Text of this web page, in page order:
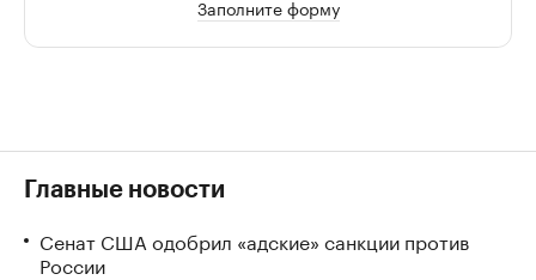
Заполните форму
Главные новости
Сенат США одобрил «адские» санкции против
России